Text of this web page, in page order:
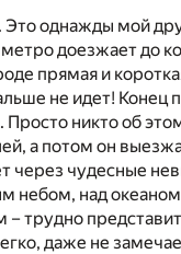
Это однажды мой
метро доезжает до
прямая и
не идет! Конец
никто об
а потом он
через чудесные
небом, над
трудно
даже не